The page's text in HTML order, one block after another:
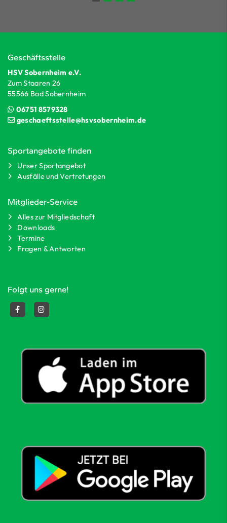
Geschäftsstelle
HSV Sobernheim e.V.
Zum Staaren 26
55566 Bad Sobernheim
06751 8579328
geschaeftsstelle@hsvsobernheim.de
Sportangebote finden
Unser Sportangebot
Ausfälle und Vertretungen
Mitglieder-Service
Alles zur Mitgliedschaft
Downloads
Termine
Fragen & Antworten
Folgt uns gerne!